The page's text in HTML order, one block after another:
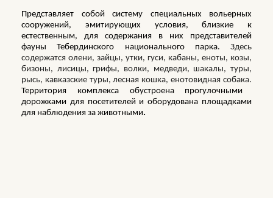
Представляет собой систему специальных вольерных
сооружений,
эмитирующих
условия, близкие к
естественным, для содержания в них представителей
фауны Тебердинского национального парка.
Здесь
содержатся олени, зайцы, утки, гуси, кабаны, еноты, козы,
бизоны, лисицы, грифы, волки, медведи, шакалы, туры,
рысь, кавказские туры, лесная кошка, енотовидная собака.
Территория комплекса обустроена прогулочными
дорожками для посетителей и оборудована площадками
для наблюдения за животными.